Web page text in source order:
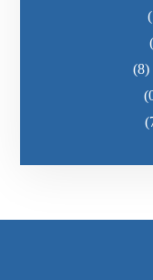
(8)